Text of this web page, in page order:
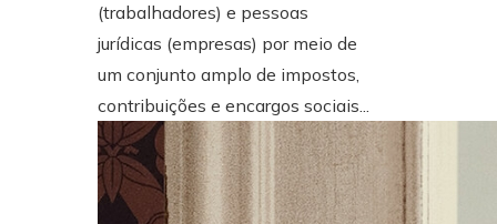
(trabalhadores) e pessoas
jurídicas (empresas) por meio de
um conjunto amplo de impostos,
contribuições e encargos sociais...